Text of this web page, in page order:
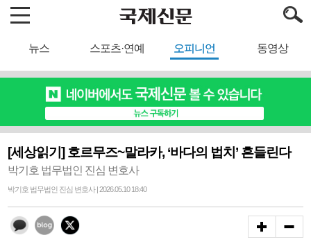
뉴스 스포츠·연예 오피니언 동영상
[세상읽기] 호르무즈~말라카, ‘바다의 법치’ 흔들린다
박기호 법무법인 진심 변호사
박기호 법무법인 진심 변호사 | 2026.05.10 18:40